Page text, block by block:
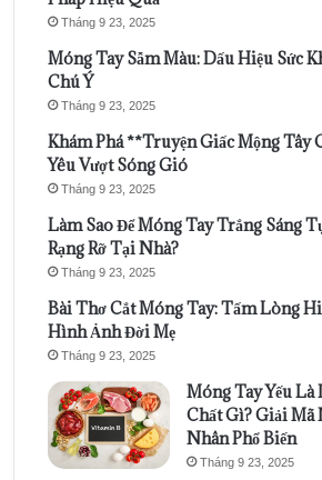
Tháng 9 23, 2025
Móng Tay Sẫm Màu: Dấu Hiệu Sức
Chú Ý
Tháng 9 23, 2025
Khám Phá **Truyện Giấc Mộng Tây
Yêu Vượt Sóng Gió
Tháng 9 23, 2025
Làm Sao Để Móng Tay Trắng Sáng
Rạng Rỡ Tại Nhà?
Tháng 9 23, 2025
Bài Thơ Cắt Móng Tay: Tấm Lòng
Hình Ảnh Đời Mẹ
Tháng 9 23, 2025
Móng Tay Yếu
Chất Gì? Giải Mã
Nhân Phổ Biến
Tháng 9 23, 2025